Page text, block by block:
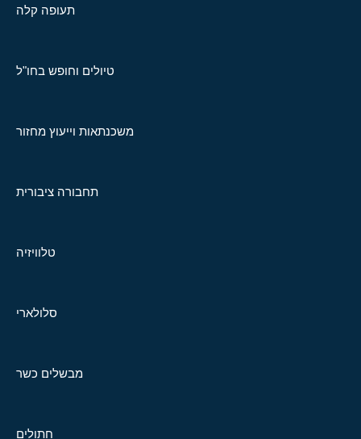
תעופה קלה
טיולים וחופש בחו"ל
משכנתאות וייעוץ מחזור
תחבורה ציבורית
טלוויזיה
סלולארי
מבשלים כשר
חתולים